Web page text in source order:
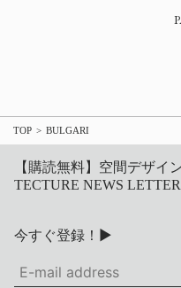
TOP BULGARI
【購読無料】空間デザ
TECTURE NEWS LETTER
今すぐ登録！▶